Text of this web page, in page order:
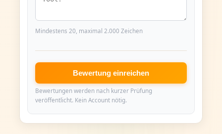
Mindestens 20, maximal 2.000 Zeichen
Bewertung einreichen
Bewertungen werden nach kurzer Prüfung
veröffentlicht. Kein Account nötig.